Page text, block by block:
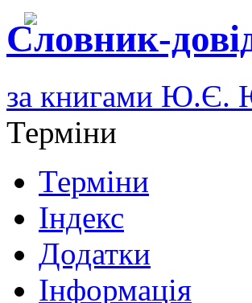
Словник-
за книгами Ю.Є.
Терміни
Терміни
Індекс
Додатки
Інформація